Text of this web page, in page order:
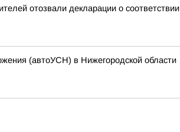
отозвали декларации о соответствии
(автоУСН) в Нижегородской области